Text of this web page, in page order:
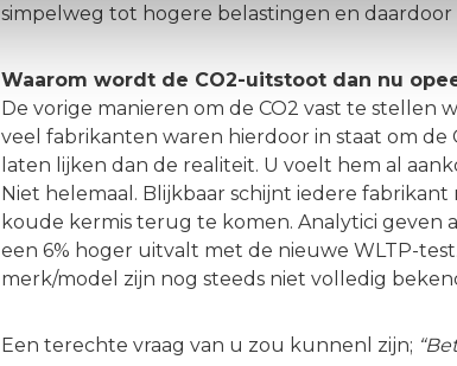
simpelweg tot hogere belastingen en daardoor
Waarom wordt de CO2-uitstoot dan nu
De vorige manieren om de CO2 vast te stellen
veel fabrikanten waren hierdoor in staat om
laten lijken dan de realiteit. U voelt hem al
Niet helemaal. Blijkbaar schijnt iedere
koude kermis terug te komen. Analytici geven
een 6% hoger uitvalt met de nieuwe WLTP-
merk/model zijn nog steeds niet volledig
Een terechte vraag van u zou kunnenl zijn;